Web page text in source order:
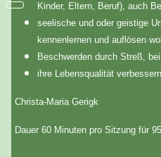
Kinder, Eltern, Beruf), auch
seelische und oder geistige
kennenlernen und auflösen
Beschwerden durch Streß,
ihre Lebensqualität
Christa-Maria Gerigk
Dauer 60 Minuten pro Sitzung für